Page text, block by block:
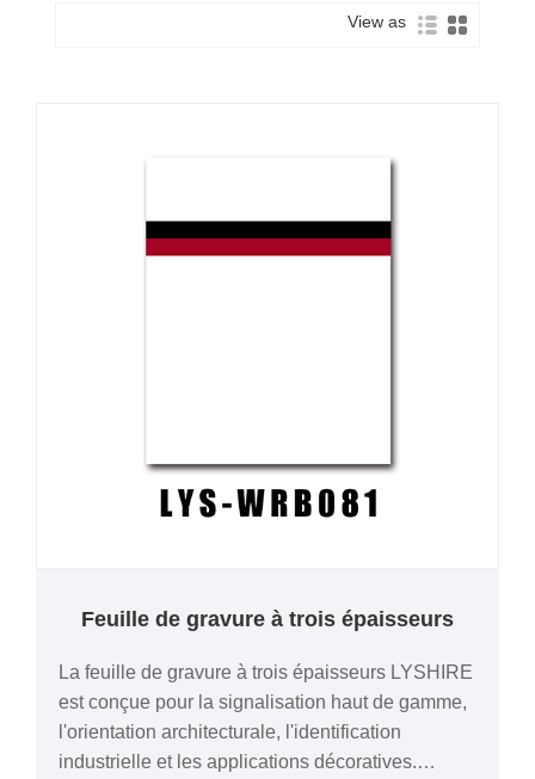
View as
Feuille de gravure à trois épaisseurs
La feuille de gravure à trois épaisseurs LYSHIRE
est conçue pour la signalisation haut de gamme,
l'orientation architecturale, l'identification
industrielle et les applications décoratives.